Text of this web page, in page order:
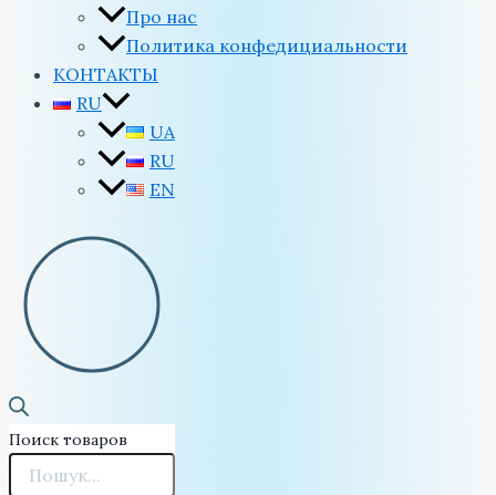
Про нас
Политика конфедициальности
КОНТАКТЫ
RU
UA
RU
EN
Поиск товаров